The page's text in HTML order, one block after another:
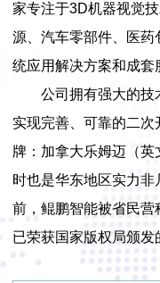
家专注于3D机器视觉
源、汽车零部件、医
统应用解决方案和成套
公司拥有强大的技术
实现完善、可靠的二
牌：加拿大乐姆迈（英
时也是华东地区实力非
前，鲲鹏智能被省民营
已荣获国家版权局颁发